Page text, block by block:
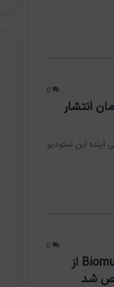
0
انتشار
آینده این استودیو
0
تاریخ عرضه‌ی تقریبی Biomutant از